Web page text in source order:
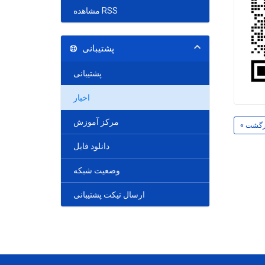
مشاهده RSS
برگشت
پشتیبانی
پشتیبانی
اخبار
مرکز آموزش
دانلود فایل
وضعیت شبکه
ارسال تیکت پشتیبانی